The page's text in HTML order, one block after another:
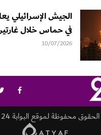
الجيش الإسرائيلي
في حماس خلال
10/07/2026
محفوظة لموقع البوابة 24 © 2026